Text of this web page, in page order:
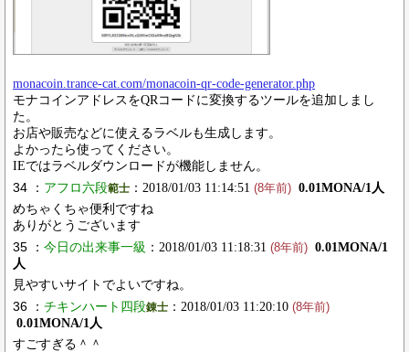
monacoin.trance-cat.com/monacoin-qr-code-generator.php
モナコインアドレスをQRコードに変換するツールを追加しまし
た。
お店や販売などに使えるラベルも生成します。
よかったら使ってください。
IEではラベルダウンロードが機能しません。
34 ： アフロ六段範士 ：2018/01/03 11:14:51 (8年前) 0.01MONA/1人
めちゃくちゃ便利ですね
ありがとうございます
35 ： 今日の出来事一級 ：2018/01/03 11:18:31 (8年前) 0.01MONA/1
人
見やすいサイトでよいですね。
36 ： チキンハート四段錬士 ：2018/01/03 11:20:10 (8年前)
0.01MONA/1人
すごすぎる＾＾